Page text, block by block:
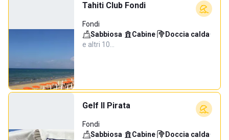
Tahiti Club Fondi
Fondi
Sabbiosa· Cabine· Doccia calda·
e altri 10…
Gelf Il Pirata
Fondi
Sabbiosa· Cabine· Doccia calda·